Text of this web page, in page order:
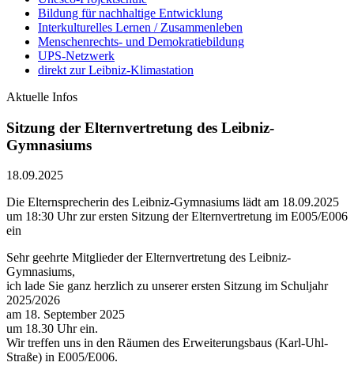
Bildung für nachhaltige Entwicklung
Interkulturelles Lernen / Zusammenleben
Menschenrechts- und Demokratiebildung
UPS-Netzwerk
direkt zur Leibniz-Klimastation
Aktuelle Infos
Sitzung der Elternvertretung des Leibniz-
Gymnasiums
18.09.2025
Die Elternsprecherin des Leibniz-Gymnasiums lädt am 18.09.2025
um 18:30 Uhr zur ersten Sitzung der Elternvertretung im E005/E006
ein
Sehr geehrte Mitglieder der Elternvertretung des Leibniz-
Gymnasiums,
ich lade Sie ganz herzlich zu unserer ersten Sitzung im Schuljahr
2025/2026
am 18. September 2025
um 18.30 Uhr ein.
Wir treffen uns in den Räumen des Erweiterungsbaus (Karl-Uhl-
Straße) in E005/E006.